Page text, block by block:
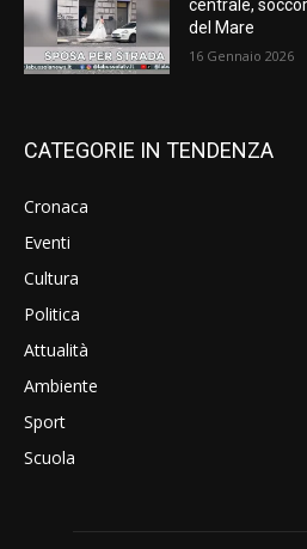
centrale,
del Mare
16 Gennaio 2026
CATEGORIE IN TENDENZA
Cronaca
Eventi
Cultura
Politica
Attualità
Ambiente
Sport
Scuola